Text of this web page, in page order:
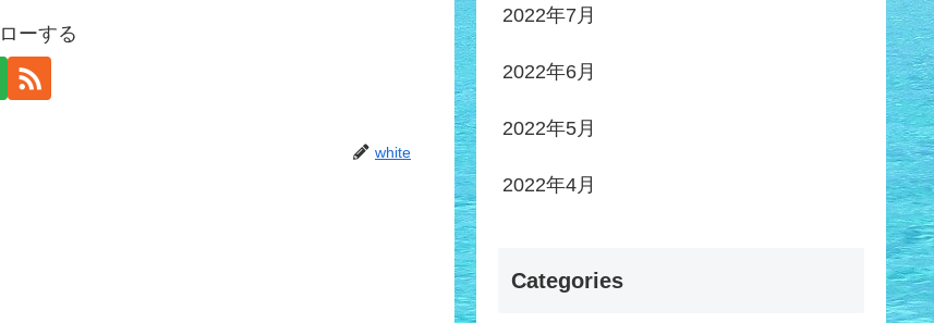
ーする
white
2022年7月
2022年6月
2022年5月
2022年4月
Categories